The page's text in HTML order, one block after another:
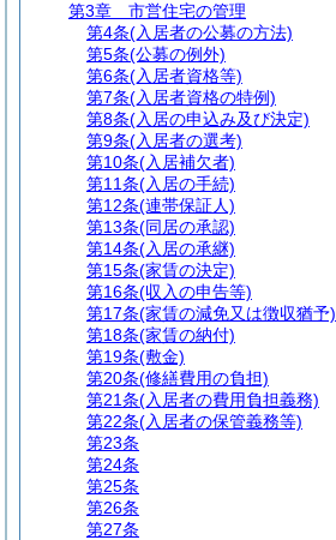
第3章
市営住宅の管理
第4条(入居者の公募の方法)
第5条(公募の例外)
第6条(入居者資格等)
第7条(入居者資格の特例)
第8条(入居の申込み及び決定)
第9条(入居者の選考)
第10条(入居補欠者)
第11条(入居の手続)
第12条(連帯保証人)
第13条(同居の承認)
第14条(入居の承継)
第15条(家賃の決定)
第16条(収入の申告等)
第17条(家賃の減免又は徴収猶予)
第18条(家賃の納付)
第19条(敷金)
第20条(修繕費用の負担)
第21条(入居者の費用負担義務)
第22条(入居者の保管義務等)
第23条
第24条
第25条
第26条
第27条